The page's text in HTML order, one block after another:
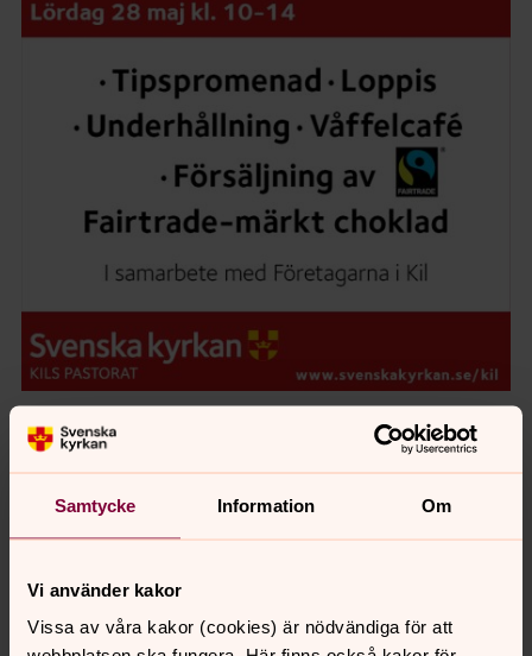
Samtycke Information Om
Vi använder kakor
Vissa av våra kakor (cookies) är nödvändiga för att
Synpunkter eller frågor på sidans
kils.pastorat@svenskakyrkan.se
Dela